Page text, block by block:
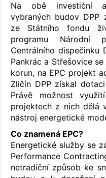
Na obě investiční
vybraných budov DPP
ze Státního fondu
programu Národní
Centrálního dispečinku
Pankrác a Střešovice
korun, na EPC projekt
Zličín DPP získal
Právě možnost
projektech z nich dělá
nástroj energetické
Co znamená EPC?
Energetické služby se
Performance
netradiční způsob ke